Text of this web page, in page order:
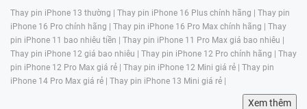
phòng tắm có thể len vào các khe hở nhỏ quanh mô-
đun camera. Theo thời gian, độ ẩm tích tụ sẽ làm oxy
hóa bảng mạch, gây ăn mòn chân kết nối hoặc làm lớp
phủ chống phản chiếu trên ống kính bị hỏng. Một khi
linh kiện đã bị tác động bởi hơi ẩm, nếu bị ảnh hưởng
nặng, việc thay mới sẽ cần thiết để hệ thống camera có
Thay pin iPhone 13 thường | Thay pin iPhone 16 Plus chính hãng | Thay pin
iPhone 16 Pro chính hãng | Thay pin iPhone 16 Pro Max chính hãng | Thay
pin iPhone 11 bao nhiêu tiền | Thay pin iPhone 11 Pro Max giá bao nhiêu |
Thay pin iPhone 12 giá bao nhiêu | Thay pin iPhone 12 Pro chính hãng | Thay
pin iPhone 12 Pro Max giá rẻ | Thay pin iPhone 12 Mini giá rẻ | Thay pin
iPhone 14 Pro Max giá rẻ | Thay pin iPhone 13 Mini giá rẻ |
Xem thêm